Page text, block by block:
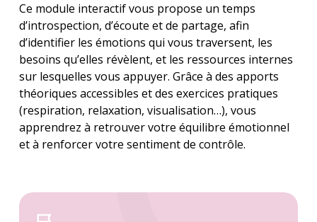
Ce module interactif vous propose un temps
d’introspection, d’écoute et de partage, afin
d’identifier les émotions qui vous traversent, les
besoins qu’elles révèlent, et les ressources internes
sur lesquelles vous appuyer. Grâce à des apports
théoriques accessibles et des exercices pratiques
(respiration, relaxation, visualisation…), vous
apprendrez à retrouver votre équilibre émotionnel
et à renforcer votre sentiment de contrôle.